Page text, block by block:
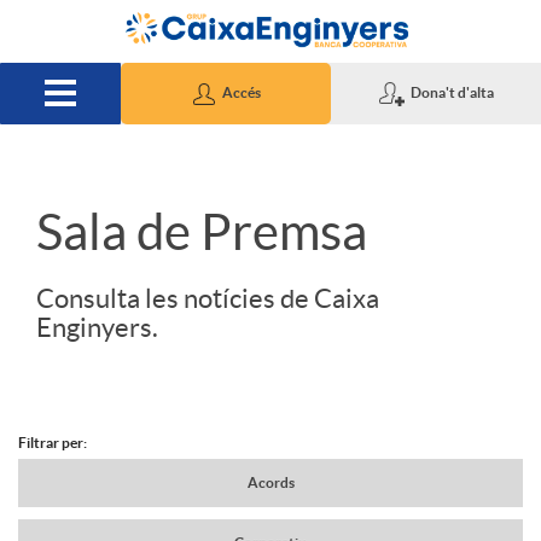
Salta al contingut principal
Accés Dona't d'alta
S
d
Sala de Premsa
Consulta les notícies de Caixa
Enginyers.
N
Filtrar per:
Acords